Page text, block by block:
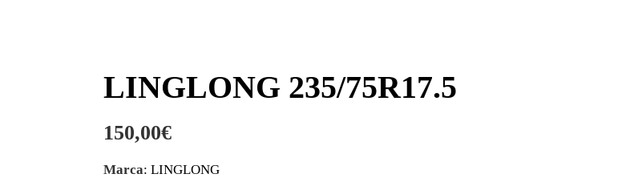
LINGLONG 235/75R17.5
150,00€
Marca: LINGLONG